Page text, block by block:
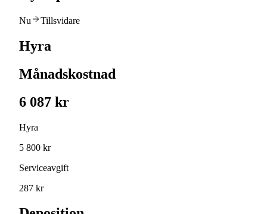
Nu Tillsvidare
Hyra
Månadskostnad
6 087 kr
Hyra
5 800 kr
Serviceavgift
287 kr